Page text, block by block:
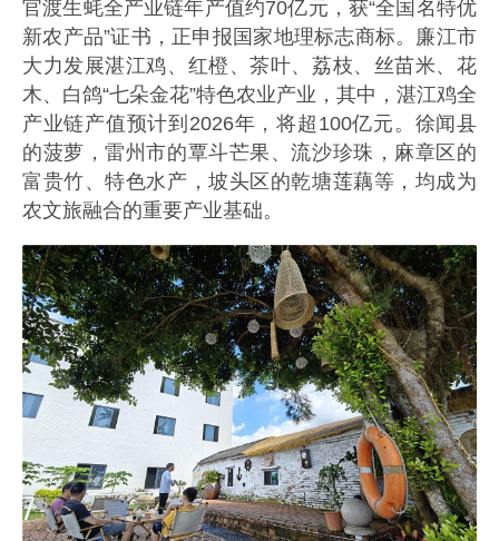
官渡生蚝全产业链年产值约70亿元，获“全国名特优
新农产品”证书，正申报国家地理标志商标。廉江市
大力发展湛江鸡、红橙、茶叶、荔枝、丝苗米、花
木、白鸽“七朵金花”特色农业产业，其中，湛江鸡全
产业链产值预计到2026年，将超100亿元。徐闻县
的菠萝，雷州市的覃斗芒果、流沙珍珠，麻章区的
富贵竹、特色水产，坡头区的乾塘莲藕等，均成为
农文旅融合的重要产业基础。